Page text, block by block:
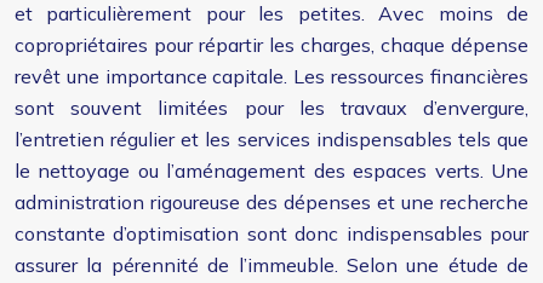
et particulièrement pour les petites. Avec moins de
copropriétaires pour répartir les charges, chaque dépense
revêt une importance capitale. Les ressources financières
sont souvent limitées pour les travaux d’envergure,
l’entretien régulier et les services indispensables tels que
le nettoyage ou l’aménagement des espaces verts. Une
administration rigoureuse des dépenses et une recherche
constante d’optimisation sont donc indispensables pour
assurer la pérennité de l’immeuble. Selon une étude de